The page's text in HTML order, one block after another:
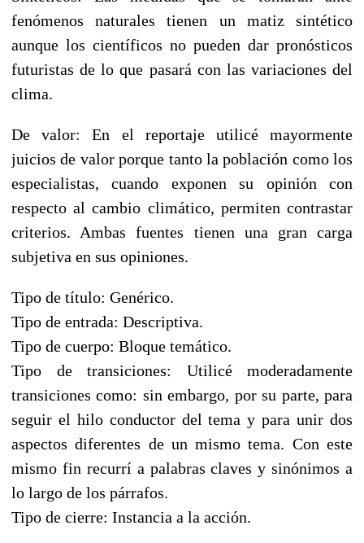
fenómenos naturales tienen un matiz sintético
aunque los científicos no pueden dar pronósticos
futuristas de lo que pasará con las variaciones del
clima.
De valor: En el reportaje utilicé mayormente
juicios de valor porque tanto la población como los
especialistas, cuando exponen su opinión con
respecto al cambio climático, permiten contrastar
criterios. Ambas fuentes tienen una gran carga
subjetiva en sus opiniones.
Tipo de título: Genérico.
Tipo de entrada: Descriptiva.
Tipo de cuerpo: Bloque temático.
Tipo de transiciones: Utilicé moderadamente
transiciones como: sin embargo, por su parte, para
seguir el hilo conductor del tema y para unir dos
aspectos diferentes de un mismo tema. Con este
mismo fin recurrí a palabras claves y sinónimos a
lo largo de los párrafos.
Tipo de cierre: Instancia a la acción.